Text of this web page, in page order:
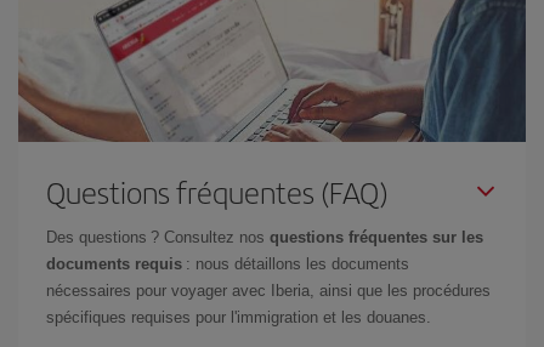
Questions fréquentes (FAQ)
Des questions ? Consultez nos questions fréquentes sur les
documents requis : nous détaillons les documents
nécessaires pour voyager avec Iberia, ainsi que les procédures
spécifiques requises pour l'immigration et les douanes.